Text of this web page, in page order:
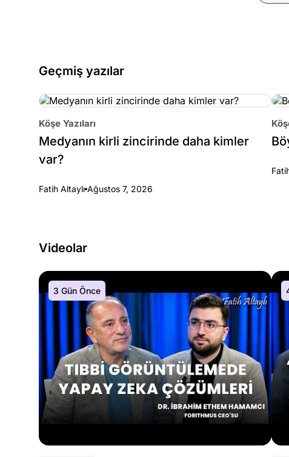
Geçmiş yazılar
Köşe Yazıları
Medyanın kirli zincirinde daha kimler
var?
Fatih Altaylı Ağustos 7, 2026
Videolar
3 Gün Önce